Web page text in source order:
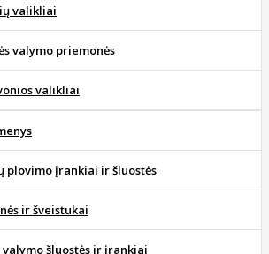
valikliai
valymo priemonės
valikliai
plovimo įrankiai ir šluostės
ir šveistukai
valymo šluostės ir įrankiai